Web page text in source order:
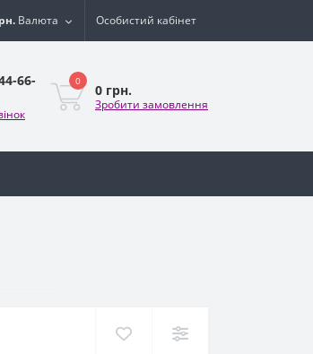
Валюта Особистий кабінет
66-
0
0 грн.
Зробити замовлення